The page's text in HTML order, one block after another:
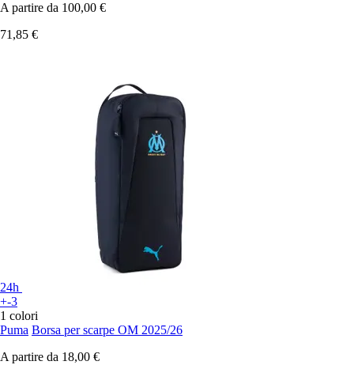
A partire da 100,00 €
71,85 €
24h
+-3
1 colori
Puma Borsa per scarpe OM 2025/26
A partire da 18,00 €